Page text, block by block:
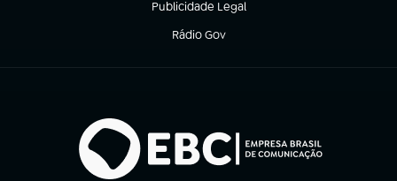
Publicidade Legal
(abre em nova aba)
Rádio Gov
(abre em nova aba)